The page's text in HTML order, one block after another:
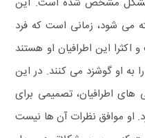
می شود، زمانی است که فرد
این اطرافیان او هستند
به او گوشزد می کنند. در این
های اطرافیان، تصمیمی برای
نظرات آن ها نیست